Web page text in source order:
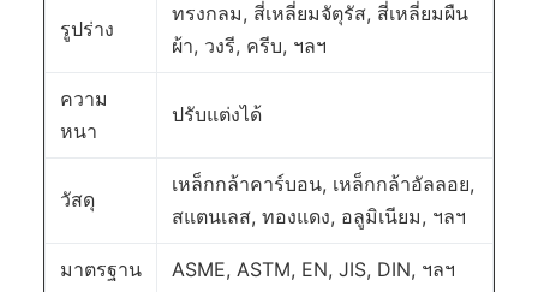
รูปร่าง
ทรงกลม, สี่เหลี่ยมจัตุรัส, สี่เหลี่ยมผืน
ผ้า, วงรี, ครีบ, ฯลฯ
ความ
หนา
ปรับแต่งได้
วัสดุ
เหล็กกล้าคาร์บอน, เหล็กกล้าอัลลอย,
สแตนเลส, ทองแดง, อลูมิเนียม, ฯลฯ
มาตรฐาน ASME, ASTM, EN, JIS, DIN, ฯลฯ